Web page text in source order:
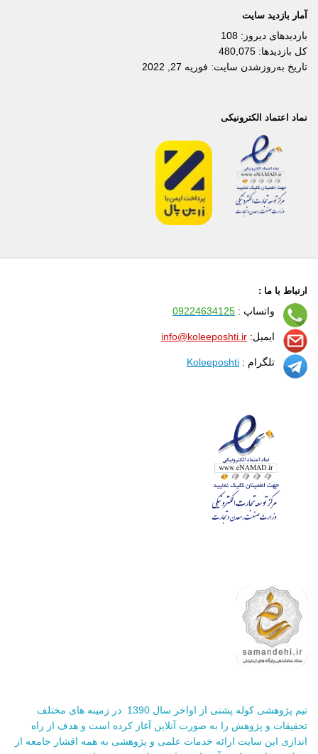
آمار بازدید سایت
بازدیدهای دیروز: 108
کل بازدیدها: 480,075
تاریخ به‌روزشدن سایت: فوریه 27, 2022
نماد اعتماد الکترونیکی
ارتباط با ما :
واتساپ : 09224634125
ایمیل: info@koleeposhti.ir
تلگرام : Koleeposhti
تیم پژوهشی کوله پشتی از اواخر سال 1390 در زمینه های مختلف
تحقیقات و پژوهش را به صورت آنلاین آغاز کرده است و هدف از راه
اندازی این سایت ارائه خدمات علمی و پژوهشی به همه اقشار جامعه از